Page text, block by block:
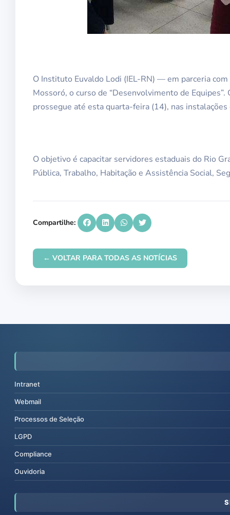
O Instituto Euvaldo Lodi (IEL-RN) — em parceria
Mossoró, o curso de “Desenvolvimento de
prossegue até esta quarta-feira (14), nas
O objetivo é capacitar servidores estaduais do Rio
Pública, Trabalho, Habitação e Assistência Social,
Compartilhe:
← VOLTAR PARA TODAS AS NOTÍCIAS
Intranet
Webmail
Processos de Seleção
LGPD
Compliance
Ouvidoria